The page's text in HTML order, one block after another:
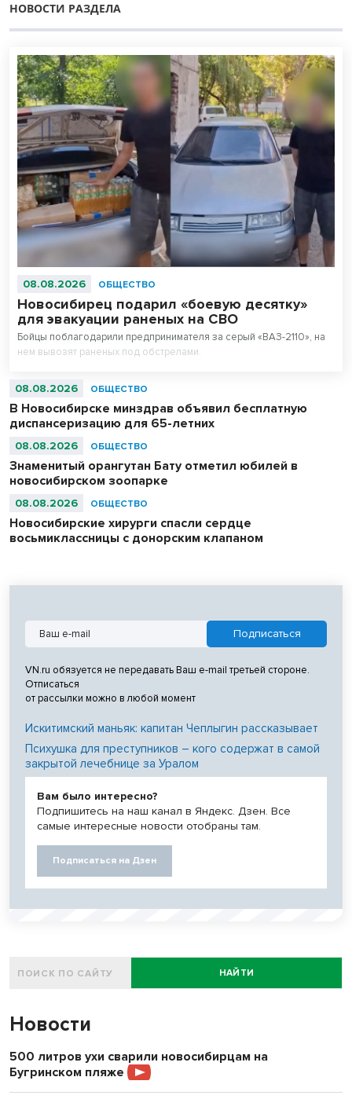
НОВОСТИ РАЗДЕЛА
08.08.2026 ОБЩЕСТВО
Новосибирец подарил «боевую десятку»
для эвакуации раненых на СВО
Бойцы поблагодарили предпринимателя за серый «ВАЗ-2110», на
нем вывозят раненых под обстрелами.
08.08.2026 ОБЩЕСТВО
В Новосибирске минздрав объявил бесплатную
диспансеризацию для 65-летних
08.08.2026 ОБЩЕСТВО
Знаменитый орангутан Бату отметил юбилей в
новосибирском зоопарке
08.08.2026 ОБЩЕСТВО
Новосибирские хирурги спасли сердце
восьмиклассницы с донорским клапаном
VN.ru обязуется не передавать Ваш e-mail третьей стороне.
Отписаться
от рассылки можно в любой момент
Искитимский маньяк: капитан Чеплыгин рассказывает
Психушка для преступников – кого содержат в самой
закрытой лечебнице за Уралом
Вам было интересно?
Подпишитесь на наш канал в Яндекс. Дзен. Все
самые интересные новости отобраны там.
Подписаться на Дзен
НАЙТИ
Новости
500 литров ухи сварили новосибирцам на
Бугринском пляже